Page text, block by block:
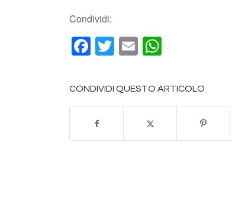
Condividi:
Facebook
Twitter
Email
CONDIVIDI QUESTO ARTICOLO